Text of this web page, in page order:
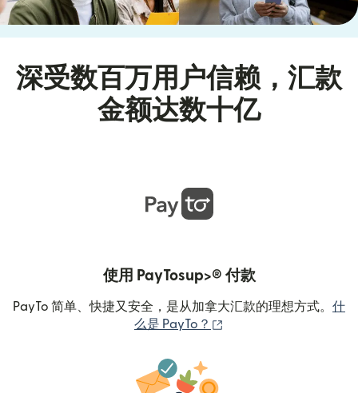
深受数百万用户信赖，汇款
金额达数十亿
使用 PayTosup>® 付款
PayTo 简单、快捷又安全，是从加拿大汇款的理想方式。 什
么是 PayTo？